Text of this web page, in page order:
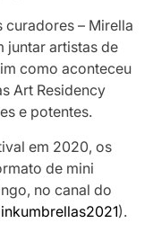
– Mirella
juntar artistas de
como aconteceu
Art Residency
e potentes.
em 2020, os
de mini
no canal do
).